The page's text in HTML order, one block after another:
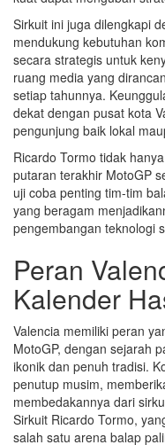
Sirkuit ini juga dilengkapi
mendukung kebutuhan
secara strategis untuk
ruang media yang
setiap tahunnya.
dekat dengan pusat kota
pengunjung baik lokal
Ricardo Tormo tidak
putaran terakhir MotoGP
uji coba penting tim-tim
yang beragam
pengembangan teknologi
Peran
Kalender
Valencia memiliki peran
MotoGP, dengan sejarah
ikonik dan penuh tradisi.
penutup musim,
membedakannya dari
Sirkuit Ricardo Tormo,
salah satu arena balap